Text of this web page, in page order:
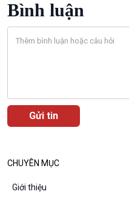
Bình luận
CHUYÊN MỤC
Giới thiệu